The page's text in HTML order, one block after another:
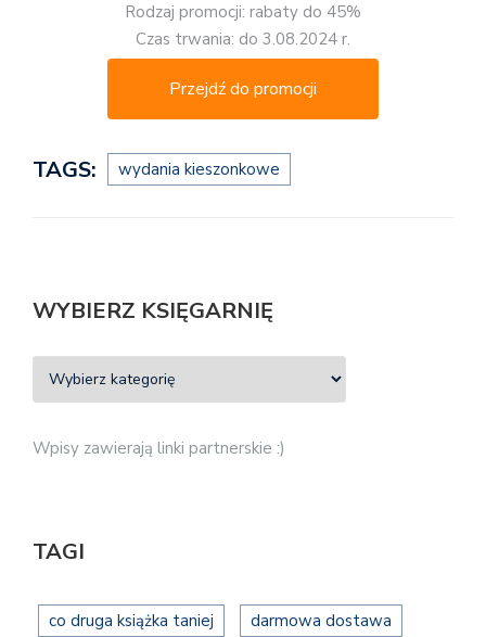
Rodzaj promocji: rabaty do 45%
Czas trwania: do 3.08.2024 r.
Przejdź do promocji
TAGS: wydania kieszonkowe
WYBIERZ KSIĘGARNIĘ
Wpisy zawierają linki partnerskie :)
TAGI
co druga książka taniej darmowa dostawa